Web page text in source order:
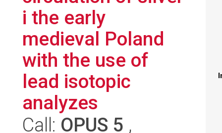
i the early
medieval Poland
with the use of
lead isotopic
analyzes
Call: OPUS 5 ,